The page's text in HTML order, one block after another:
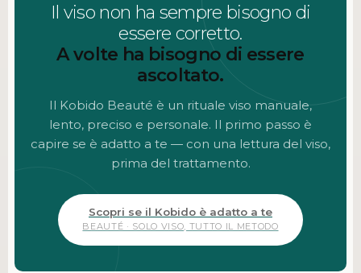
Il viso non ha sempre bisogno di
essere corretto.
A volte ha bisogno di essere
ascoltato.
Il Kobido Beauté è un rituale viso manuale,
lento, preciso e personale. Il primo passo è
capire se è adatto a te — con una lettura del viso,
prima del trattamento.
Scopri se il Kobido è adatto a te
BEAUTÉ · SOLO VISO, TUTTO IL METODO